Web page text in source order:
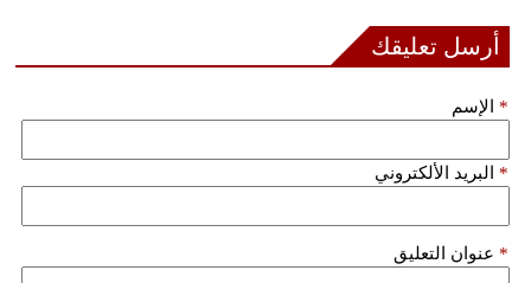
أرسل تعليقك
الإسم *
البريد الألكتروني *
عنوان التعليق *